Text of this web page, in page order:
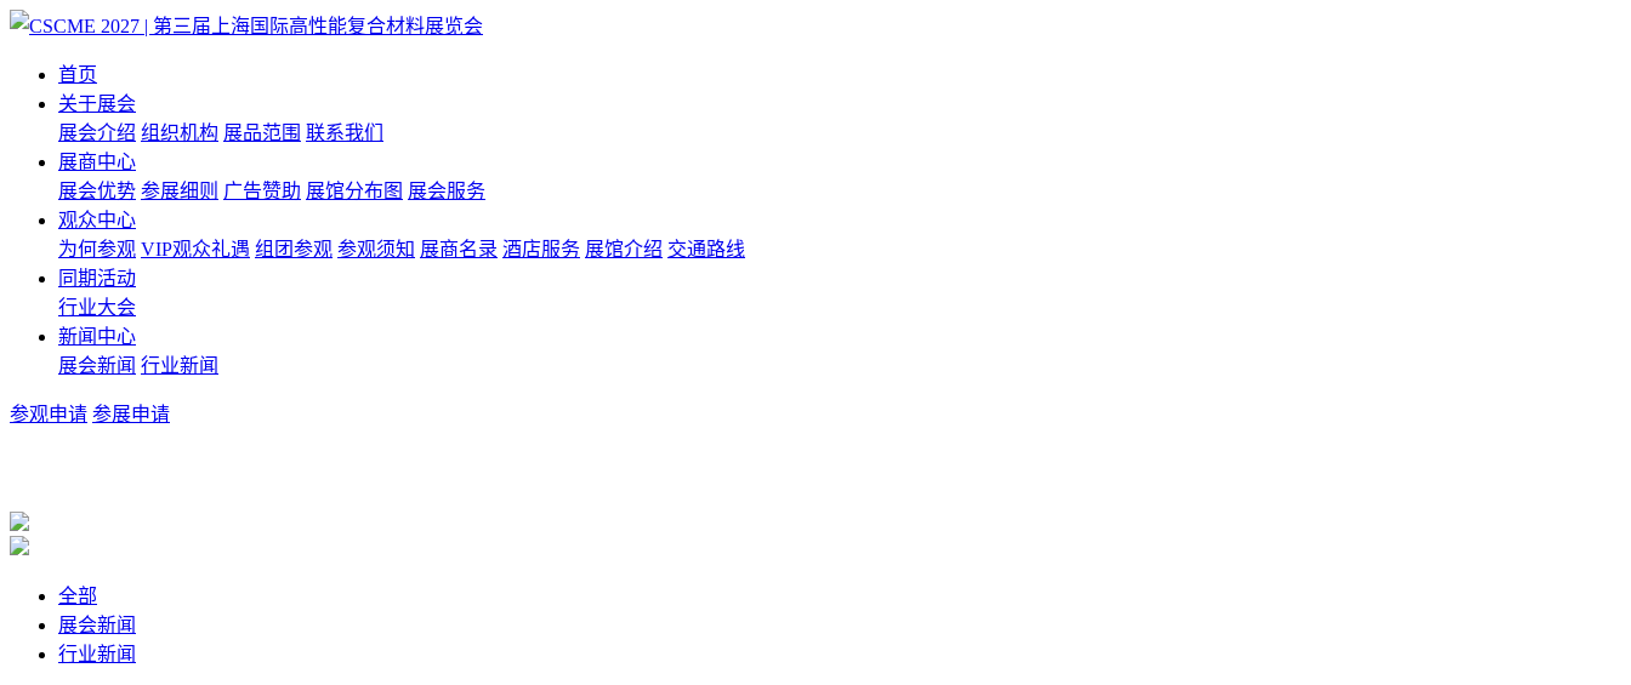
首页
关于展会
展会介绍 组织机构 展品范围 联系我们
展商中心
展会优势 参展细则 广告赞助 展馆分布图 展会服务
观众中心
为何参观 VIP观众礼遇 组团参观 参观须知 展商名录 酒店服务 展馆介绍 交通路线
同期活动
行业大会
新闻中心
展会新闻 行业新闻
参观申请 参展申请
全部
展会新闻
行业新闻